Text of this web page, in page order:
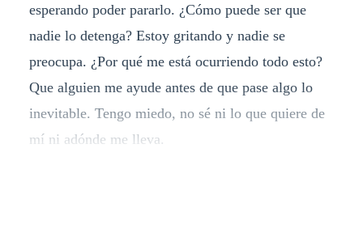
esperando poder pararlo. ¿Cómo puede ser que
nadie lo detenga? Estoy gritando y nadie se
preocupa. ¿Por qué me está ocurriendo todo esto?
Que alguien me ayude antes de que pase algo lo
inevitable. Tengo miedo, no sé ni lo que quiere de
mí ni adónde me lleva.